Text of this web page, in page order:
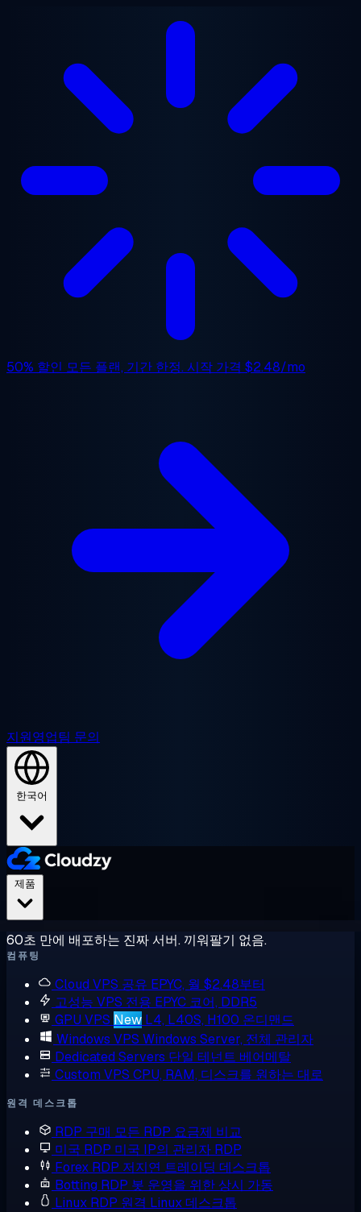
50% 할인 모든 플랜, 기간 한정. 시작 가격 $2.48/mo
지원영업팀 문의
한국어
60초 만에 배포하는 진짜 서버. 끼워팔기 없음.
컴퓨팅
Cloud VPS 공유 EPYC, 월 $2.48부터
고성능 VPS 전용 EPYC 코어, DDR5
GPU VPS New L4, L40S, H100 온디맨드
Windows VPS Windows Server, 전체 관리자
Dedicated Servers 단일 테넌트 베어메탈
Custom VPS CPU, RAM, 디스크를 원하는 대로
원격 데스크톱
RDP 구매 모든 RDP 요금제 비교
미국 RDP 미국 IP의 관리자 RDP
Forex RDP 저지연 트레이딩 데스크톱
Botting RDP 봇 운영을 위한 상시 가동
Linux RDP 원격 Linux 데스크톱